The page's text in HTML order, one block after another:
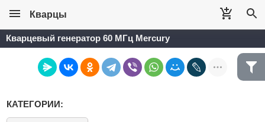
Кварцы
Кварцевый генератор 60 МГц Mercury
КАТЕГОРИИ: